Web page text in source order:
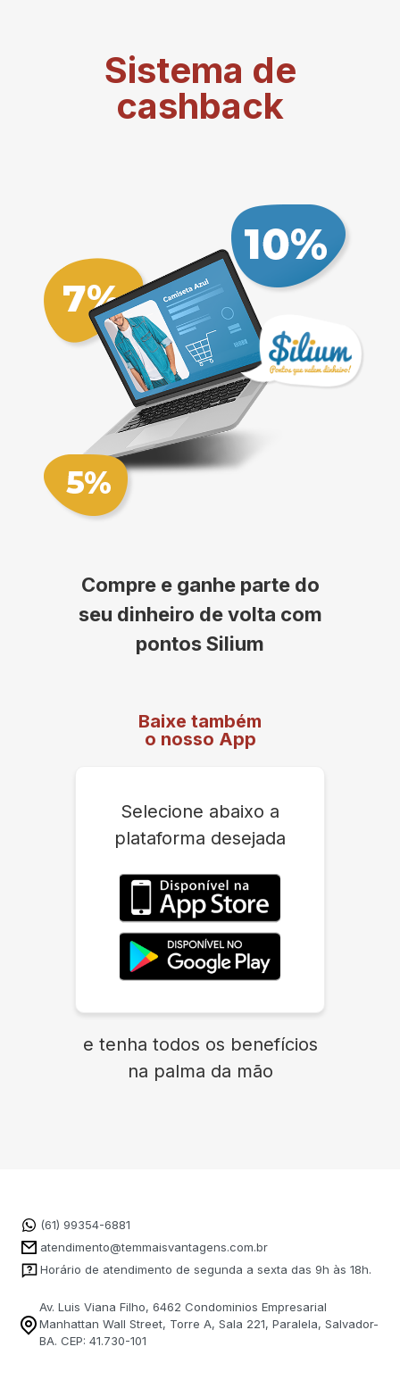
Sistema de
cashback
Compre e ganhe parte do
seu dinheiro de volta com
pontos Silium
Baixe também
o nosso App
e tenha todos os benefícios
na palma da mão
Selecione abaixo a
plataforma desejada
(61) 99354-6881
atendimento@temmaisvantagens.com.br
Horário de atendimento de segunda a sexta das 9h às 18h.
Av. Luis Viana Filho, 6462 Condominios Empresarial
Manhattan Wall Street, Torre A, Sala 221, Paralela, Salvador-
BA. CEP: 41.730-101